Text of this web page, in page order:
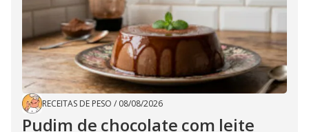
RECEITAS DE PESO / 08/08/2026
Pudim de chocolate com leite